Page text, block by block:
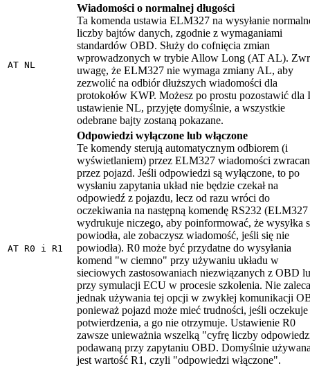
AT NL
Wiadomości o normalnej długości
Ta komenda ustawia ELM327 na wysyłanie
liczby bajtów danych, zgodnie z wymaganiami
standardów OBD. Służy do cofnięcia zmian
wprowadzonych w trybie Allow Long (AT AL).
uwagę, że ELM327 nie wymaga zmiany AL, aby
zezwolić na odbiór dłuższych wiadomości dla
protokołów KWP. Możesz po prostu pozostawić dla
ustawienie NL, przyjęte domyślnie, a wszystkie
odebrane bajty zostaną pokazane.
AT R0 i R1
Odpowiedzi wyłączone lub włączone
Te komendy sterują automatycznym odbiorem (i
wyświetlaniem) przez ELM327 wiadomości
przez pojazd. Jeśli odpowiedzi są wyłączone, to po
wysłaniu zapytania układ nie będzie czekał na
odpowiedź z pojazdu, lecz od razu wróci do
oczekiwania na następną komendę RS232 (ELM327
wydrukuje niczego, aby poinformować, że wysyłka
powiodła, ale zobaczysz wiadomość, jeśli się nie
powiodła). R0 może być przydatne do wysyłania
komend "w ciemno" przy używaniu układu w
sieciowych zastosowaniach niezwiązanych z OBD
przy symulacji ECU w procesie szkolenia. Nie
jednak używania tej opcji w zwykłej komunikacji
ponieważ pojazd może mieć trudności, jeśli oczekuje
potwierdzenia, a go nie otrzymuje. Ustawienie R0
zawsze unieważnia wszelką "cyfrę liczby
podawaną przy zapytaniu OBD. Domyślnie
jest wartość R1, czyli "odpowiedzi włączone".